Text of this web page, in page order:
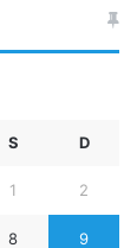
S D
1 2
8 9